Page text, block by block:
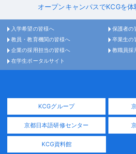
オープンキャンパスでKCGを体
入学希望の皆様へ
保護者の
教員・教育機関の皆様へ
卒業生の
企業の採用担当の皆様へ
教職員採
在学生ポータルサイト
KCGグループ
京都日本語研修センター
KCG資料館